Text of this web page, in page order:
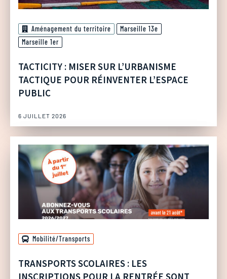
Aménagement du territoire
Marseille 13e
Marseille 1er
TACTICITY : MISER SUR L’URBANISME
TACTIQUE POUR RÉINVENTER L’ESPACE
PUBLIC
6 JUILLET 2026
Mobilité/Transports
TRANSPORTS SCOLAIRES : LES
INSCRIPTIONS POUR LA RENTRÉE SONT